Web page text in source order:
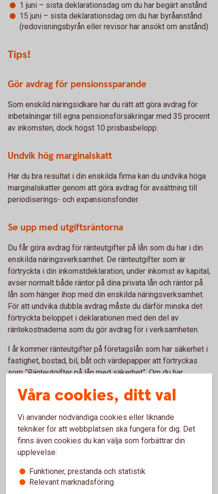
1 juni – sista deklarationsdag om du har begärt anstånd
15 juni – sista deklarationsdag om du har byråanstånd
(redovisningsbyrån eller revisor har ansökt om anstånd)
Tips!
Gör avdrag för pensionssparande
Som enskild näringsidkare har du rätt att göra avdrag för
inbetalningar till egna pensionsförsäkringar med 35 procent
av inkomsten, dock högst 10 prisbasbelopp.
Undvik hög marginalskatt
Har du bra resultat i din enskilda firma kan du undvika höga
marginalskatter genom att göra avdrag för avsättning till
periodiserings- och expansionsfonder.
Se upp med utgiftsräntorna
Du får göra avdrag för ränteutgifter på lån som du har i din
enskilda näringsverksamhet. De ränteutgifter som är
förtryckta i din inkomstdeklaration, under inkomst av kapital,
avser normalt både räntor på dina privata lån och räntor på
lån som hänger ihop med din enskilda näringsverksamhet.
För att undvika dubbla avdrag måste du därför minska det
förtryckta beloppet i deklarationen med den del av
räntekostnaderna som du gör avdrag för i verksamheten.
I år kommer ränteutgifter på företagslån som har säkerhet i
fastighet, bostad, bil, båt och värdepapper att förtryckas
som ”Ränteutgifter på lån med säkerhet”. Om du har
eller personlig borgen, kommer ränteutgifter på sådana lån
Båda är fortfarande avdragsgilla i din näringsbilaga.
Förenklat årsbokslut
Har du en omsättning på högst 3 miljoner kronor kan du
använda Skatteverkets e-tjänst Förenklat årsbokslut. När du
Våra cookies, ditt val
Vi använder nödvändiga cookies eller liknande
tekniker för att webbplatsen ska fungera för dig. Det
finns även cookies du kan välja som förbättrar din
upplevelse:
Funktioner, prestanda och statistik
Relevant marknadsföring